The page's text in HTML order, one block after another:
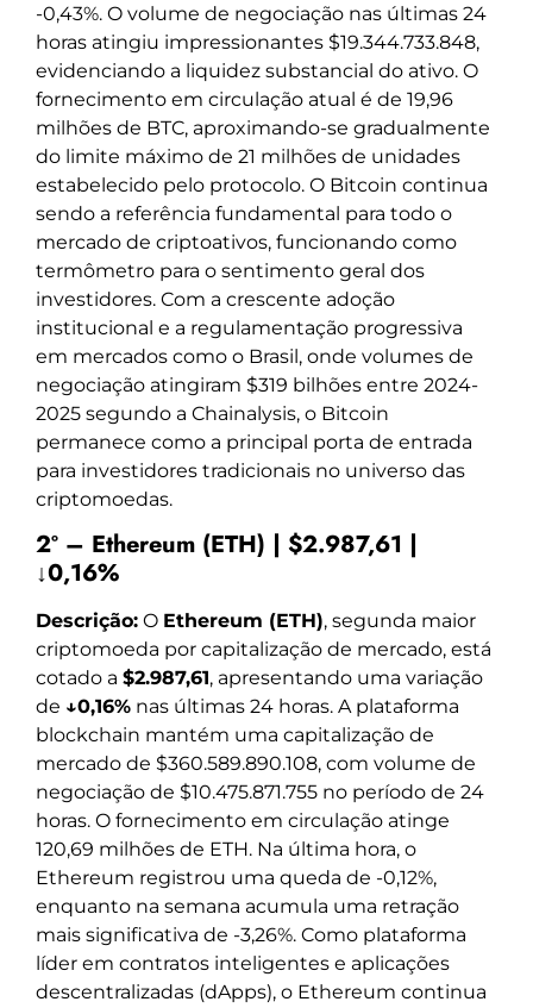
-0,43%. O volume de negociação nas últimas 24
horas atingiu impressionantes $19.344.733.848,
evidenciando a liquidez substancial do ativo. O
fornecimento em circulação atual é de 19,96
milhões de BTC, aproximando-se gradualmente
do limite máximo de 21 milhões de unidades
estabelecido pelo protocolo. O Bitcoin continua
sendo a referência fundamental para todo o
mercado de criptoativos, funcionando como
termômetro para o sentimento geral dos
investidores. Com a crescente adoção
institucional e a regulamentação progressiva
em mercados como o Brasil, onde volumes de
negociação atingiram $319 bilhões entre 2024-
2025 segundo a Chainalysis, o Bitcoin
permanece como a principal porta de entrada
para investidores tradicionais no universo das
criptomoedas.
2º – Ethereum (ETH) | $2.987,61 |
↓0,16%
Descrição: O Ethereum (ETH), segunda maior
criptomoeda por capitalização de mercado, está
cotado a $2.987,61, apresentando uma variação
de ↓0,16% nas últimas 24 horas. A plataforma
blockchain mantém uma capitalização de
mercado de $360.589.890.108, com volume de
negociação de $10.475.871.755 no período de 24
horas. O fornecimento em circulação atinge
120,69 milhões de ETH. Na última hora, o
Ethereum registrou uma queda de -0,12%,
enquanto na semana acumula uma retração
mais significativa de -3,26%. Como plataforma
líder em contratos inteligentes e aplicações
descentralizadas (dApps), o Ethereum continua